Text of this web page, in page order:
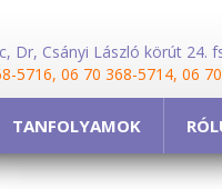
TANFOLYAMOK
Dr, Csányi László körút 24.
5716, 06 70 368-5714, 06